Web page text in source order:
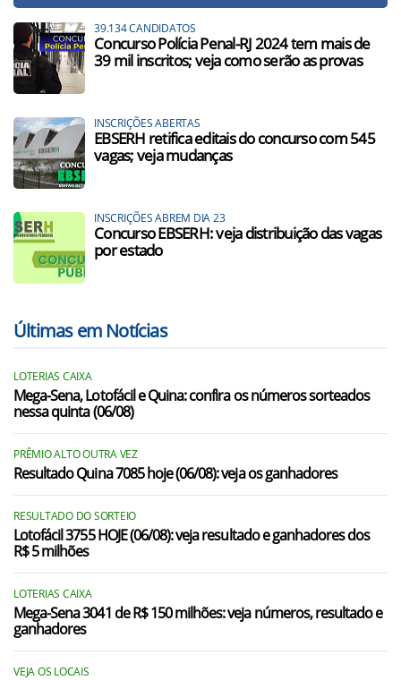
39.134 CANDIDATOS
Concurso Polícia Penal-RJ 2024 tem mais de
39 mil inscritos; veja como serão as provas
INSCRIÇÕES ABERTAS
EBSERH retifica editais do concurso com 545
vagas; veja mudanças
INSCRIÇÕES ABREM DIA 23
Concurso EBSERH: veja distribuição das vagas
por estado
Últimas em Notícias
LOTERIAS CAIXA
Mega-Sena, Lotofácil e Quina: confira os números sorteados
nessa quinta (06/08)
PRÊMIO ALTO OUTRA VEZ
Resultado Quina 7085 hoje (06/08): veja os ganhadores
RESULTADO DO SORTEIO
Lotofácil 3755 HOJE (06/08): veja resultado e ganhadores dos
R$ 5 milhões
LOTERIAS CAIXA
Mega-Sena 3041 de R$ 150 milhões: veja números, resultado e
ganhadores
VEJA OS LOCAIS